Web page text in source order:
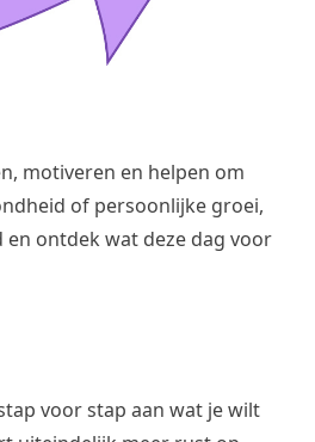
motiveren en helpen om
of persoonlijke groei,
ontdek wat deze dag voor
voor stap aan wat je wilt